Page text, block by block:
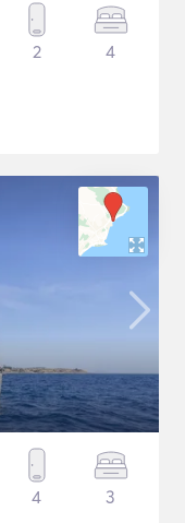
2 4
4 3